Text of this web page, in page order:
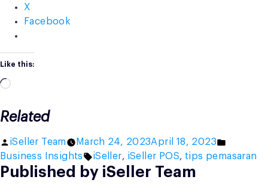
X
Facebook
Like this:
Loading…
Related
Posted
by
iSeller Team March 24, 2023April 18, 2023
in
Business Insights Tags:
iSeller, iSeller POS, tips pemasaran
Published by iSeller Team